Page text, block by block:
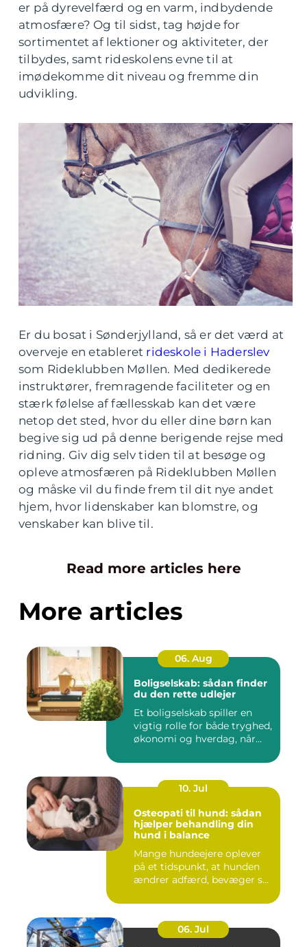
er på dyrevelfærd og en varm, indbydende
atmosfære? Og til sidst, tag højde for
sortimentet af lektioner og aktiviteter, der
tilbydes, samt rideskolens evne til at
imødekomme dit niveau og fremme din
udvikling.
Er du bosat i Sønderjylland, så er det værd at
overveje en etableret rideskole i Haderslev
som Rideklubben Møllen. Med dedikerede
instruktører, fremragende faciliteter og en
stærk følelse af fællesskab kan det være
netop det sted, hvor du eller dine børn kan
begive sig ud på denne berigende rejse med
ridning. Giv dig selv tiden til at besøge og
opleve atmosfæren på Rideklubben Møllen
og måske vil du finde frem til dit nye andet
hjem, hvor lidenskaber kan blomstre, og
venskaber kan blive til.
Read more articles here
More articles
06. Aug
Boligselskab: sådan finder
du den rette udlejer
Et boligselskab spiller en
vigtig rolle for både tryghed,
økonomi og hverdag, når...
10. Jul
Osteopati til hund: sådan
hjælper behandling din
hund i balance
Mange hundeejere oplever
på et tidspunkt, at hunden
ændrer adfærd, bevæger s...
06. Jul